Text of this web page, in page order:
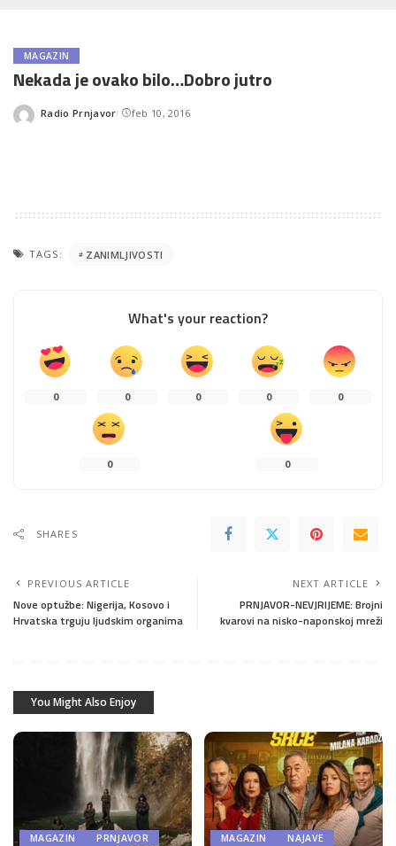
MAGAZIN
Nekada je ovako bilo…Dobro jutro
Posted
Radio Prnjavor feb 10, 2016
TAGS: ZANIMLJIVOSTI
What's your reaction?
0 0 0 0 0
0 0
SHARES
PREVIOUS ARTICLE
Nove optužbe: Nigerija, Kosovo i
Hrvatska trguju ljudskim organima
NEXT ARTICLE
PRNJAVOR-NEVJRIJEME: Brojni
kvarovi na nisko-naponskoj mreži
You Might Also Enjoy
MAGAZIN
PRNJAVOR
MAGAZIN
NAJAVE